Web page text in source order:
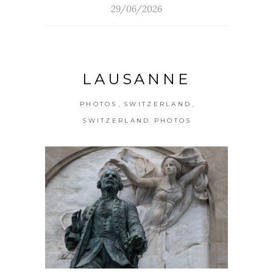
29/06/2026
LAUSANNE
PHOTOS , SWITZERLAND ,
SWITZERLAND PHOTOS